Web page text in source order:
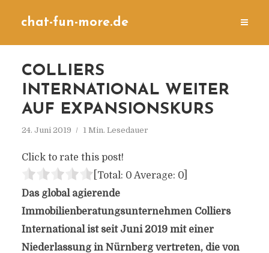
chat-fun-more.de
COLLIERS
INTERNATIONAL WEITER
AUF EXPANSIONSKURS
24. Juni 2019 1 Min. Lesedauer
Click to rate this post!
[Total: 0 Average: 0]
Das global agierende
Immobilienberatungsunternehmen Colliers
International ist seit Juni 2019 mit einer
Niederlassung in Nürnberg vertreten, die von